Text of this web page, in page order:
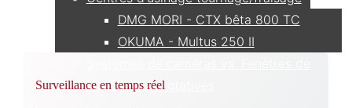
DMG MORI - CTX bêta 800 TC
OKUMA - Multus 250 II
visualisation rotatives
Surveillance en temps réel